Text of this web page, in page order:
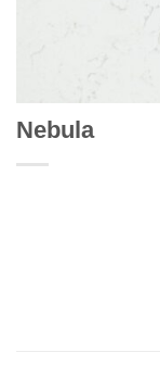
Nebula